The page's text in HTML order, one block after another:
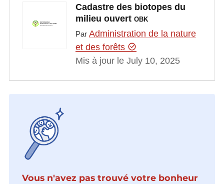
Cadastre des biotopes du
milieu ouvert OBK
Par Administration de la nature
et des forêts
Mis à jour le July 10, 2025
Vous n'avez pas trouvé votre bonheur